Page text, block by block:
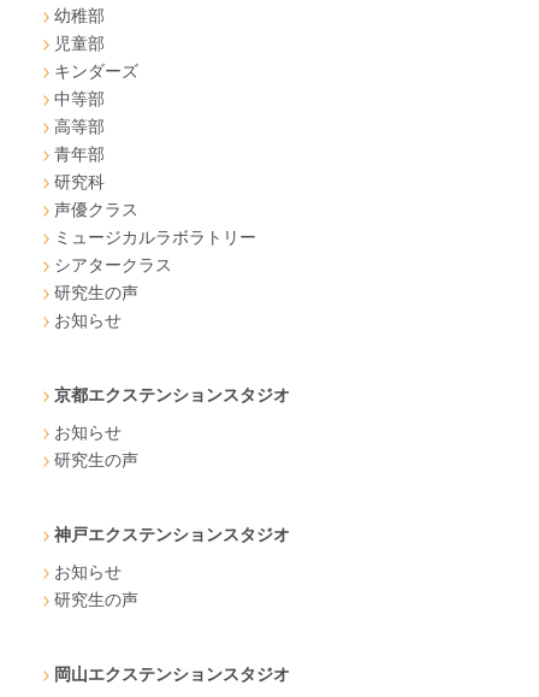
幼稚部
児童部
キンダーズ
中等部
高等部
青年部
研究科
声優クラス
ミュージカルラボラトリー
シアタークラス
研究生の声
お知らせ
京都エクステンションスタジオ
お知らせ
研究生の声
神戸エクステンションスタジオ
お知らせ
研究生の声
岡山エクステンションスタジオ